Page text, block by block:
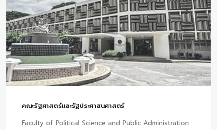
คณะรัฐศาสตร์และรัฐประศาสนศาสตร์
Faculty of Political Science and Public Administration